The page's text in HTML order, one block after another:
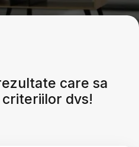
care sa
dvs!